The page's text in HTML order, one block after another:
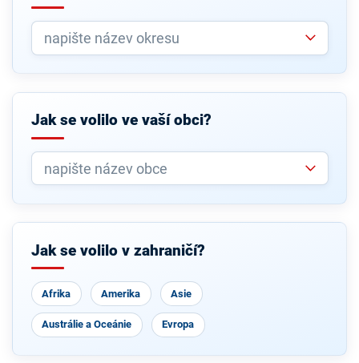
Jak se volilo ve vaší obci?
Jak se volilo v zahraničí?
Afrika Amerika Asie
Austrálie a Oceánie Evropa